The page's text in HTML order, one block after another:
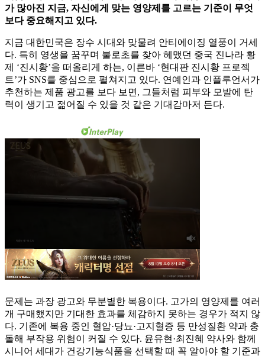
가 많아진 지금, 자신에게 맞는 영양제를 고르는 기준이 무엇
보다 중요해지고 있다.
지금 대한민국은 장수 시대와 맞물려 안티에이징 열풍이 거세
다. 특히 영생을 꿈꾸며 불로초를 찾아 헤맸던 중국 진나라 황
제 ‘진시황’을 떠올리게 하는, 이른바 ‘현대판 진시황 프로젝
트’가 SNS를 중심으로 펼쳐지고 있다. 연예인과 인플루언서가
추천하는 제품 광고를 보다 보면, 그들처럼 피부와 모발에 탄
력이 생기고 젊어질 수 있을 것 같은 기대감마저 든다.
문제는 과장 광고와 무분별한 복용이다. 고가의 영양제를 여러
개 구매했지만 기대한 효과를 체감하지 못하는 경우가 적지 않
다. 기존에 복용 중인 혈압·당뇨·고지혈증 등 만성질환 약과 충
돌해 부작용 위험이 커질 수 있다. 윤유현·최진혜 약사와 함께
시니어 세대가 건강기능식품을 선택할 때 꼭 알아야 할 기준과